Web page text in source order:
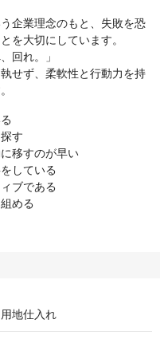
企業理念のもと、失敗を恐
を大切にしています。
回れ。」
せず、柔軟性と行動力を持
す
移すのが早い
している
ブである
める
地仕入れ